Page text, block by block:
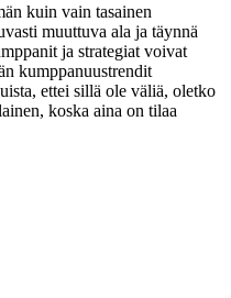
kuin vain tasainen
muuttuva ala ja täynnä
ja strategiat voivat
kumppanuustrendit
ettei sillä ole väliä, oletko
koska aina on tilaa